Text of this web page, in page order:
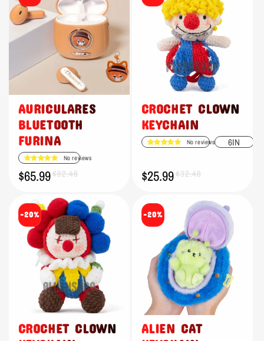
AURICULARES
BLUETOOTH
FURINA
No reviews
Precio
de
$65.99
Precio
habitual
$82.48
CROCHET CLOWN
KEYCHAIN
No reviews 6IN
Precio
de
$25.99
Precio
habitual
$32.48
-20%
CROCHET CLOWN
-20%
ALIEN CAT